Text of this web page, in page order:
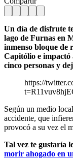
Un día de disfrute
lago de Furnas en
inmenso bloque de
Capitólio e impactó
cinco personas y
https://
Según un medio
accidente, que
provocó a su vez el
Tal vez te gustaría
morir ahogado en